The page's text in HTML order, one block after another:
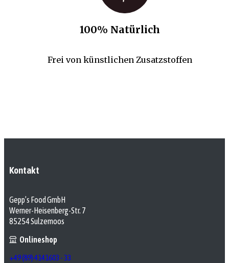
100% Natürlich
Frei von künstlichen Zusatzstoffen
Kontakt
Gepp’s Food GmbH
Werner-Heisenberg-Str. 7
85254 Sulzemoos
Onlineshop
+49 (89) 4141603 - 33